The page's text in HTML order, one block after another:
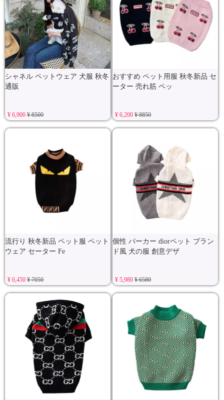
シャネル ペットウェア 犬服 秋冬
通販
¥ 6,900¥ 8500
おすすめ ペット用服 秋冬新品 セ
ーター 売れ筋 ペッ
¥ 6,200¥ 8850
流行り 秋冬新品 ペット服 ペット
ウェア セーター Fe
¥ 6,450¥ 7050
個性 パーカー diorペット ブラン
ド風 犬の服 創意デザ
¥ 5,980¥ 6580